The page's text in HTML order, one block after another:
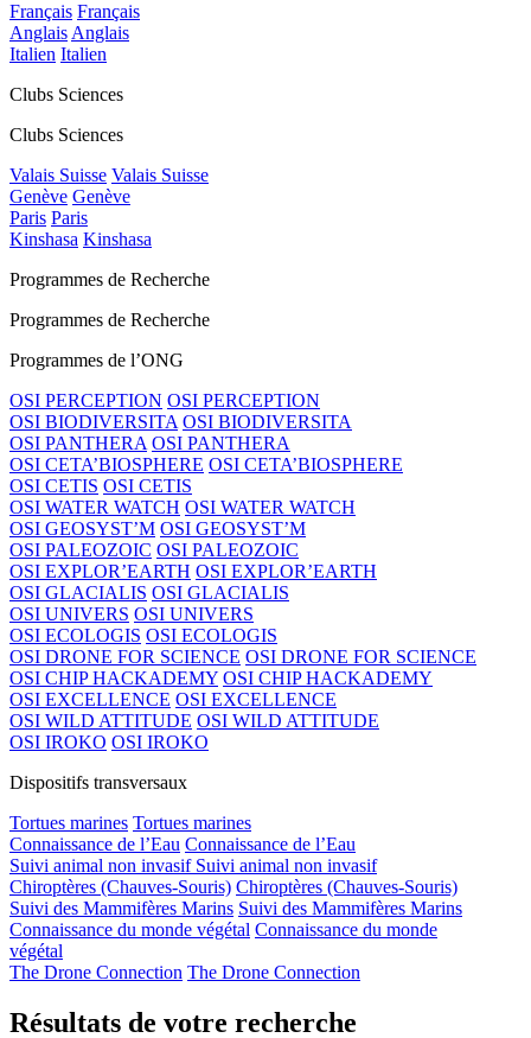
Français Français
AnglaisAnglais
Italien Italien
Clubs Sciences
Clubs Sciences
Valais Suisse Valais Suisse
Genève Genève
Paris Paris
Kinshasa Kinshasa
Programmes de Recherche
Programmes de Recherche
Programmes de l’ONG
OSI PERCEPTION OSI PERCEPTION
OSI BIODIVERSITA OSI BIODIVERSITA
OSI PANTHERA OSI PANTHERA
OSI CETA’BIOSPHERE OSI CETA’BIOSPHERE
OSI CETIS OSI CETIS
OSI WATER WATCH OSI WATER WATCH
OSI GEOSYST’M OSI GEOSYST’M
OSI PALEOZOIC OSI PALEOZOIC
OSI EXPLOR’EARTH OSI EXPLOR’EARTH
OSI GLACIALIS OSI GLACIALIS
OSI UNIVERS OSI UNIVERS
OSI ECOLOGIS OSI ECOLOGIS
OSI DRONE FOR SCIENCE OSI DRONE FOR SCIENCE
OSI CHIP HACKADEMY OSI CHIP HACKADEMY
OSI EXCELLENCE OSI EXCELLENCE
OSI WILD ATTITUDE OSI WILD ATTITUDE
OSI IROKO OSI IROKO
Dispositifs transversaux
Tortues marines Tortues marines
Connaissance de l’Eau Connaissance de l’Eau
Suivi animal non invasif Suivi animal non invasif
Chiroptères (Chauves-Souris) Chiroptères (Chauves-Souris)
Suivi des Mammifères Marins Suivi des Mammifères Marins
Connaissance du monde végétal Connaissance du monde
végétal
The Drone Connection The Drone Connection
Résultats de votre recherche